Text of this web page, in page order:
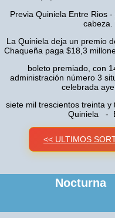
Previa Quiniela Entre Rios
cabeza.
La Quiniela deja un premio
Chaqueña paga $18,3
boleto premiado, con
administración número 3
celebrada
siete mil trescientos treinta
Quiniela -
<< ULTIMOS
Nocturna